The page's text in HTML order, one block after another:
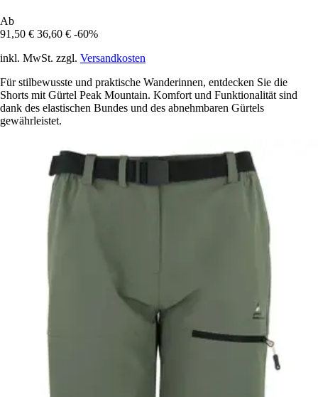
Ab
91,50 € 36,60 € -60%
inkl. MwSt. zzgl. Versandkosten
Für stilbewusste und praktische Wanderinnen, entdecken Sie die
Shorts mit Gürtel Peak Mountain. Komfort und Funktionalität sind
dank des elastischen Bundes und des abnehmbaren Gürtels
gewährleistet.